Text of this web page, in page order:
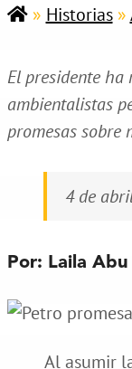
» Historias»
El presidente ha
ambientalistas
promesas sobre
4 de
Por: Laila
Al asumir